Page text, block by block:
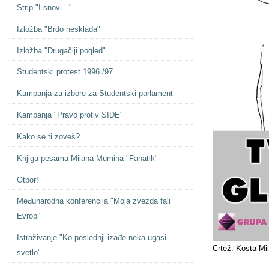
Crtež: Kosta
Strip "I snovi..."
Izložba "Brdo nesklada"
Izložba "Drugačiji pogled"
Studentski protest 1996./97.
Kampanja za izbore za Studentski parlament
Kampanja "Pravo protiv SIDE"
Kako se ti zoveš?
Knjiga pesama Milana Mumina "Fanatik"
Otpor!
Međunarodna konferencija "Moja zvezda fali
Evropi"
Istraživanje "Ko poslednji izađe neka ugasi
svetlo"